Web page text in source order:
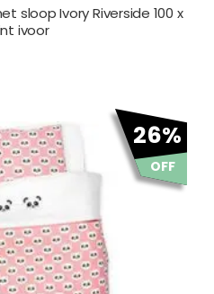
sloop Ivory Riverside 100 x
ivoor
26%
OFF